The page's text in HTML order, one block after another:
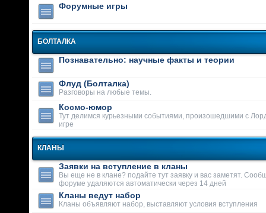
Форумные игры
БОЛТАЛКА
Познавательно: научные факты и теории
Флуд (Болталка)
Разговоры на любые темы.
Космо-юмор
Тут делимся курьезными событиями, произошедшими с
игре
КЛАНЫ
Заявки на вступление в кланы
Вы еще не в клане? подайте тут заявку и вас заметят.
форуме удаляются автоматически через 14 дней
Кланы ведут набор
Кланы объявляют набор, выставляют условия вступления